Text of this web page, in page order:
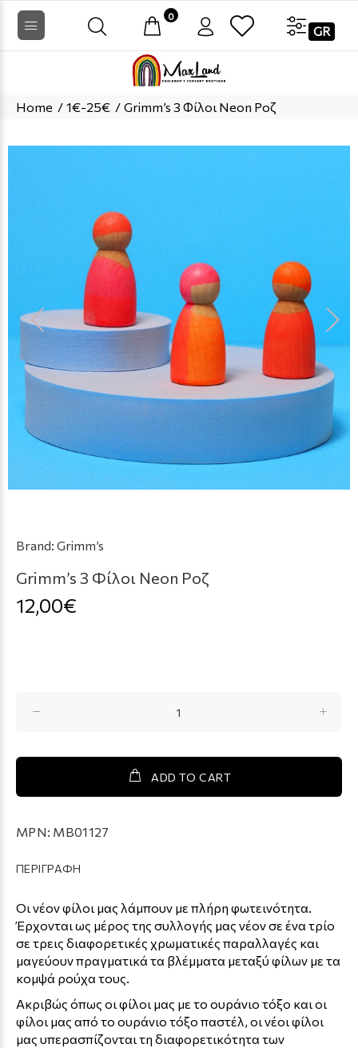
0
GR
Home 1€-25€ Grimm’s 3 Φίλοι Neon Ροζ
Brand: Grimm’s
Grimm’s 3 Φίλοι Neon Ροζ
12,00€
ADD TO CART
MPN: MB01127
ΠΕΡΙΓΡΑΦΗ
Οι νέον φίλοι μας λάμπουν με πλήρη φωτεινότητα.
Έρχονται ως μέρος της συλλογής μας νέον σε ένα τρίο
σε τρεις διαφορετικές χρωματικές παραλλαγές και
μαγεύουν πραγματικά τα βλέμματα μεταξύ φίλων με τα
κομψά ρούχα τους.
Ακριβώς όπως οι φίλοι μας με το ουράνιο τόξο και οι
φίλοι μας από το ουράνιο τόξο παστέλ, οι νέοι φίλοι
μας υπερασπίζονται τη διαφορετικότητα των